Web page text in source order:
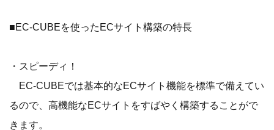
■EC-CUBEを使ったECサイト構築の特長
・スピーディ！
EC-CUBEでは基本的なECサイト機能を標準で備えてい
るので、高機能なECサイトをすばやく構築することがで
きます。